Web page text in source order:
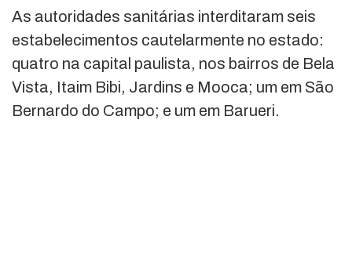
As autoridades sanitárias interditaram seis
estabelecimentos cautelarmente no estado:
quatro na capital paulista, nos bairros de Bela
Vista, Itaim Bibi, Jardins e Mooca; um em São
Bernardo do Campo; e um em Barueri.